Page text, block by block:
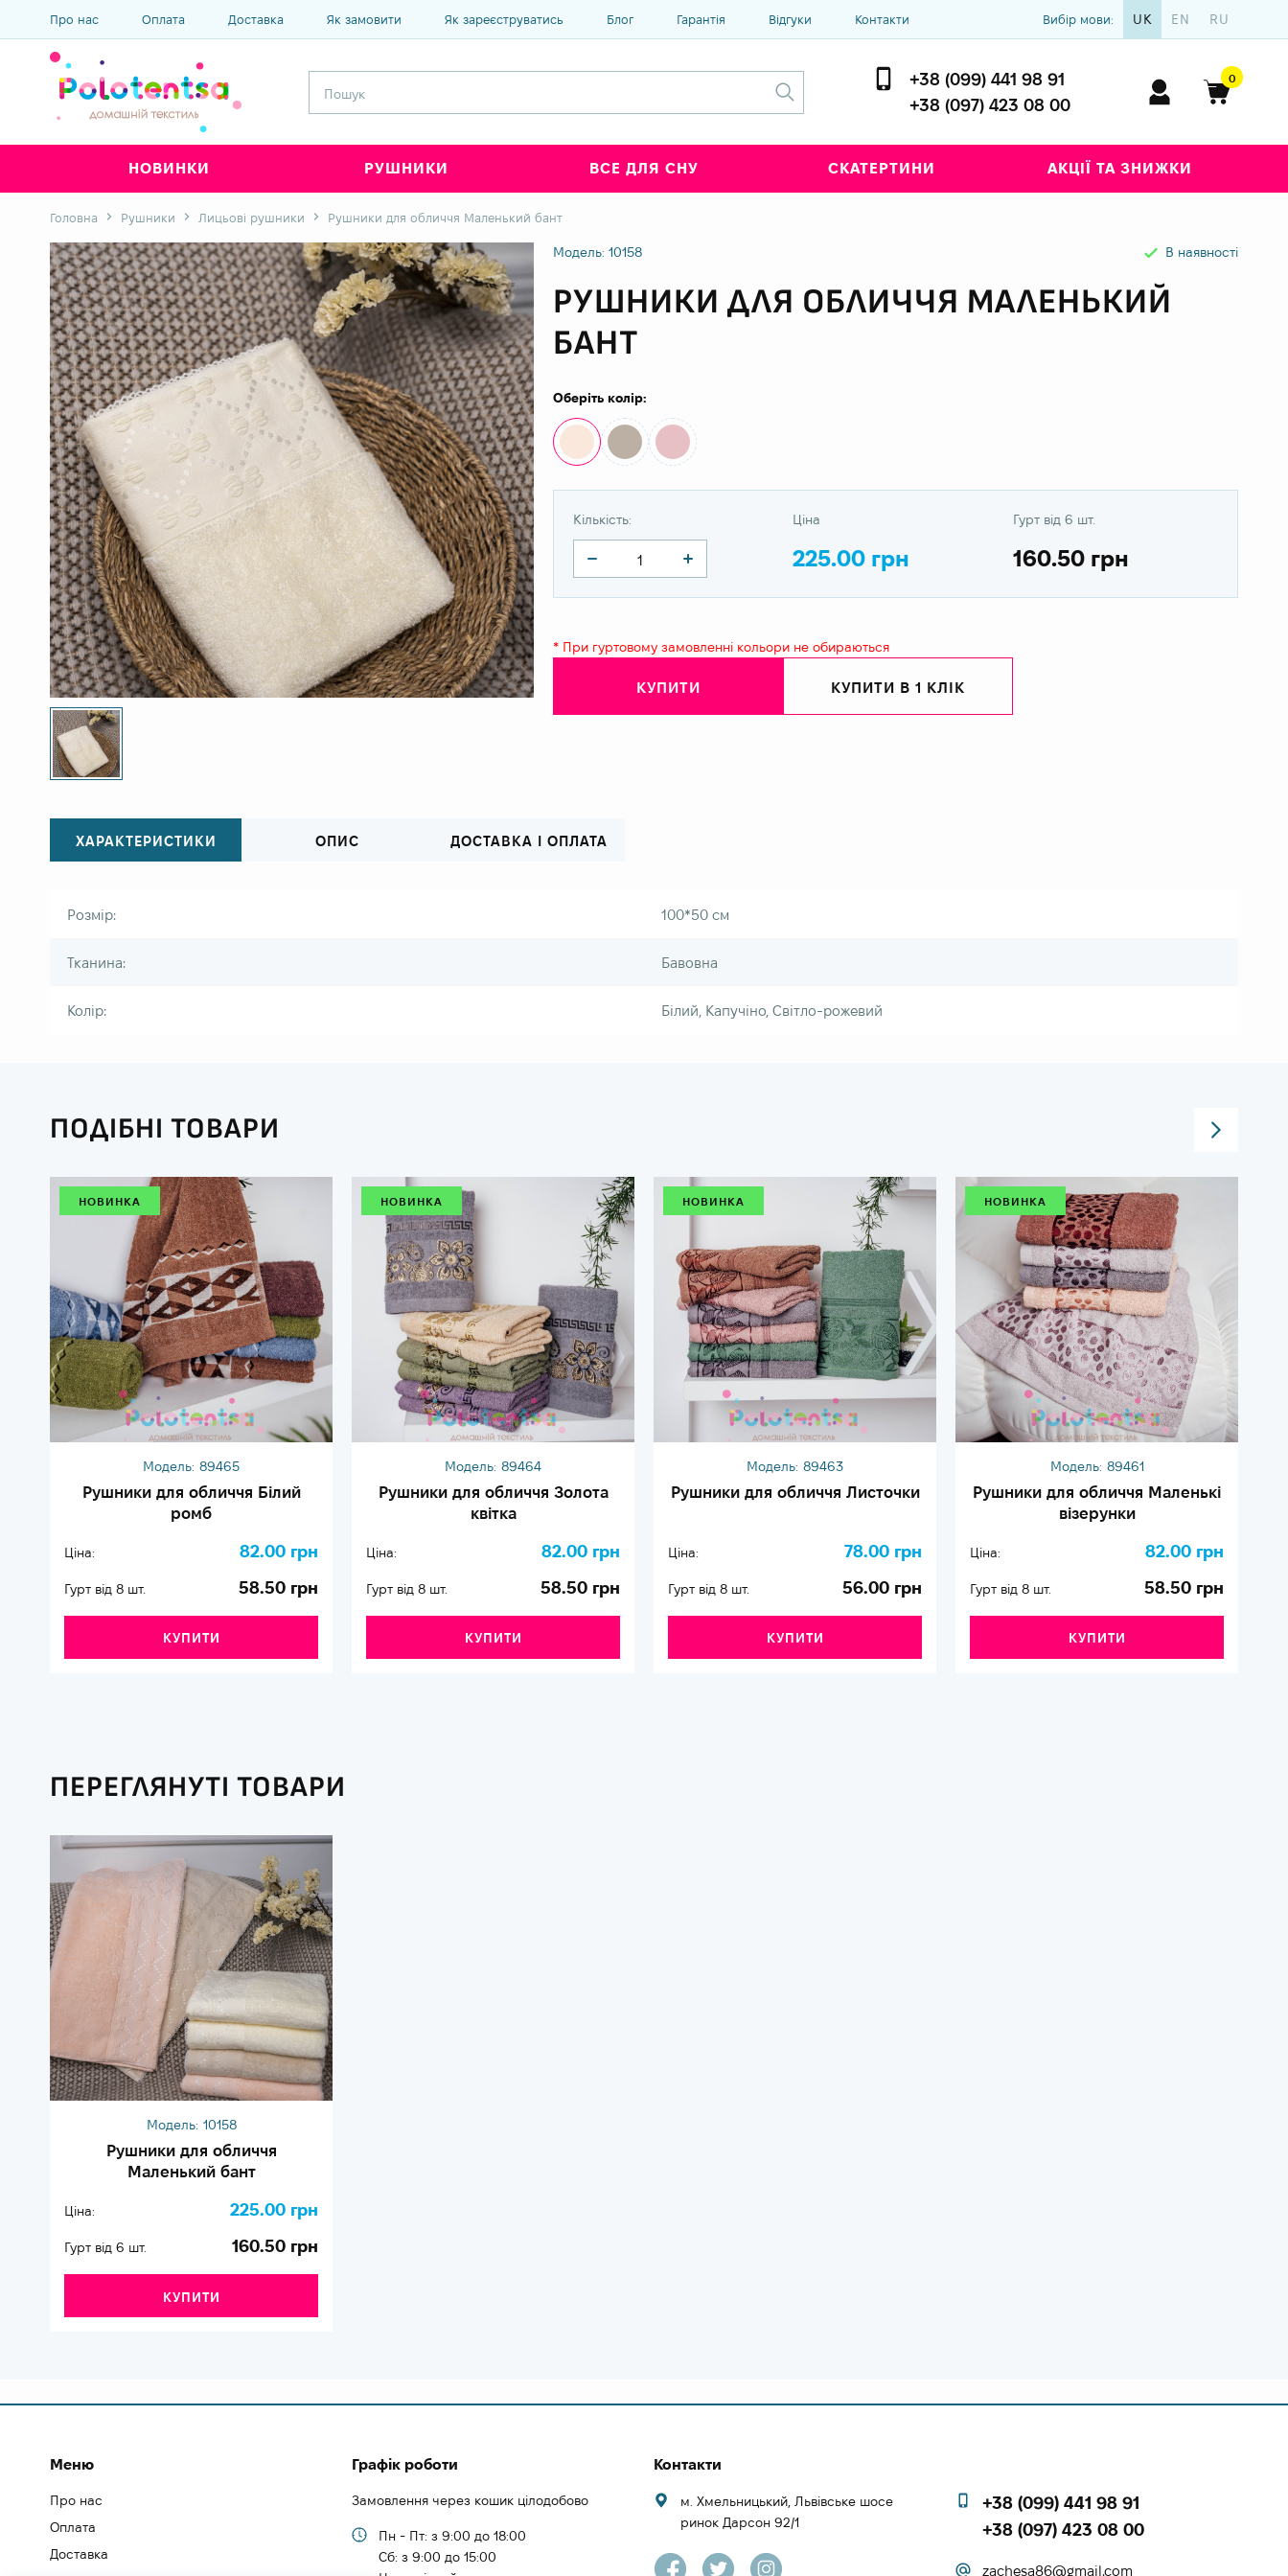
Про нас Оплата Доставка Як замовити Як зареєструватись Блог Гарантія Відгуки Контакти Вибір мови: UK EN RU
+38 (099) 441 98 91
+38 (097) 423 08 00
0
НОВИНКИ РУШНИКИ ВСЕ ДЛЯ СНУ СКАТЕРТИНИ АКЦІЇ ТА ЗНИЖКИ
Головна Рушники Лицьові рушники Рушники для обличчя Маленький бант
Модель: 10158 В наявності
РУШНИКИ ДЛЯ ОБЛИЧЧЯ МАЛЕНЬКИЙ
БАНТ
Оберіть колір:
Кількість: Ціна
225.00 грн
Гурт від 6 шт.
160.50 грн
* При гуртовому замовленні кольори не обираються
КУПИТИ КУПИТИ В 1 КЛІК
ХАРАКТЕРИСТИКИ ОПИС ДОСТАВКА І ОПЛАТА
Розмір: 100*50 см
Тканина: Бавовна
Колір: Білий, Капучіно, Світло-рожевий
ПОДІБНІ ТОВАРИ
НОВИНКА
Модель: 89465
Рушники для обличчя Білий
ромб
Ціна: 82.00 грн
Гурт від 8 шт. 58.50 грн
КУПИТИ
НОВИНКА
Модель: 89464
Рушники для обличчя Золота
квітка
Ціна: 82.00 грн
Гурт від 8 шт. 58.50 грн
КУПИТИ
НОВИНКА
Модель: 89463
Рушники для обличчя Листочки
Ціна: 78.00 грн
Гурт від 8 шт. 56.00 грн
КУПИТИ
НОВИНКА
Модель: 89461
Рушники для обличчя Маленькі
візерунки
Ціна: 82.00 грн
Гурт від 8 шт. 58.50 грн
КУПИТИ
ПЕРЕГЛЯНУТІ ТОВАРИ
Модель: 10158
Рушники для обличчя
Маленький бант
Ціна: 225.00 грн
Гурт від 6 шт. 160.50 грн
КУПИТИ
Меню
Про нас
Оплата
Доставка
Графік роботи
Замовлення через кошик цілодобово
Пн - Пт: з 9:00 до 18:00
Cб: з 9:00 до 15:00
Контакти
м. Хмельницький, Львівське шосе
ринок Дарсон 92/1
+38 (099) 441 98 91
+38 (097) 423 08 00
zachesa86@gmail.com